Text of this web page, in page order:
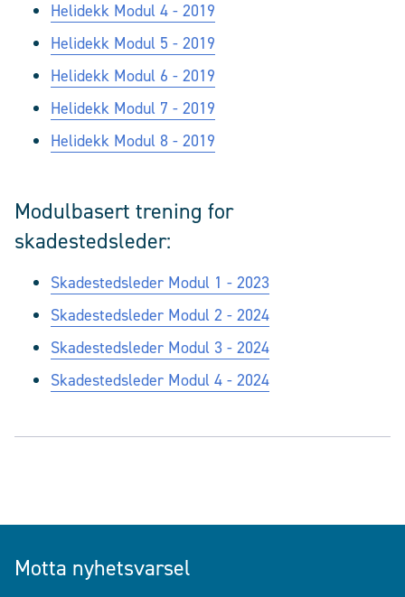
Helidekk Modul 4 - 2019
Helidekk Modul 5 - 2019
Helidekk Modul 6 - 2019
Helidekk Modul 7 - 2019
Helidekk Modul 8 - 2019
Modulbasert trening for
skadestedsleder:
Skadestedsleder Modul 1 - 2023
Skadestedsleder Modul 2 - 2024
Skadestedsleder Modul 3 - 2024
Skadestedsleder Modul 4 - 2024
Motta nyhetsvarsel